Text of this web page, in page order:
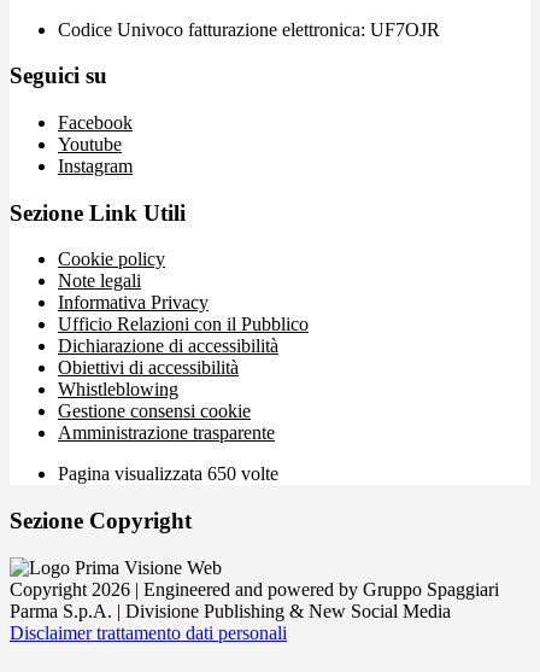
Codice Univoco fatturazione elettronica: UF7OJR
Seguici su
Facebook
Youtube
Instagram
Sezione Link Utili
Cookie policy
Note legali
Informativa Privacy
Ufficio Relazioni con il Pubblico
Dichiarazione di accessibilità
Obiettivi di accessibilità
Whistleblowing
Gestione consensi cookie
Amministrazione trasparente
Pagina visualizzata 650 volte
Sezione Copyright
Copyright 2026 | Engineered and powered by Gruppo Spaggiari
Parma S.p.A. | Divisione Publishing & New Social Media
Disclaimer trattamento dati personali